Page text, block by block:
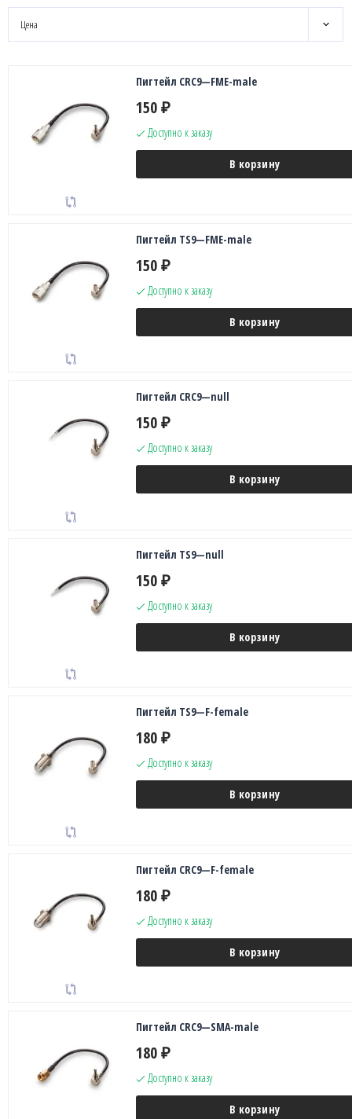
Цена
Пигтейл CRC9—FME-male
150 ₽
Доступно к заказу
В корзину
Пигтейл TS9—FME-male
150 ₽
Доступно к заказу
В корзину
Пигтейл CRC9—null
150 ₽
Доступно к заказу
В корзину
Пигтейл TS9—null
150 ₽
Доступно к заказу
В корзину
Пигтейл TS9—F-female
180 ₽
Доступно к заказу
В корзину
Пигтейл CRC9—F-female
180 ₽
Доступно к заказу
В корзину
Пигтейл CRC9—SMA-male
180 ₽
Доступно к заказу
В корзину